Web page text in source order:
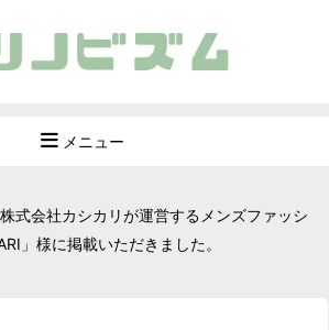
メニュー
株式会社カシカリが運営するメンズファッシ
」様に掲載いただきました。